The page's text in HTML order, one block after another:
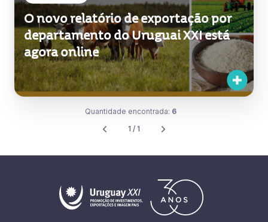
O novo relatório de exportação por
departamento do Uruguai XXI está
agora online
Quantidade encontrada: 6
1 / 1